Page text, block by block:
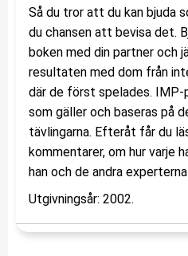
Så du tror att du kan bjuda
du chansen att bevisa det.
boken med din partner och
resultaten med dom från
där de först spelades. IMP-
som gäller och baseras på
tävlingarna. Efteråt får du
kommentarer, om hur varje
han och de andra
Utgivningsår: 2002.